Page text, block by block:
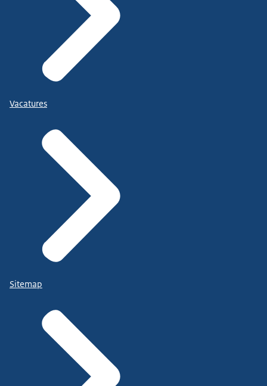
Vacatures
Sitemap